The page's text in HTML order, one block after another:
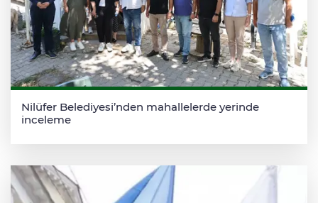
Nilüfer Belediyesi’nden mahallelerde yerinde
inceleme